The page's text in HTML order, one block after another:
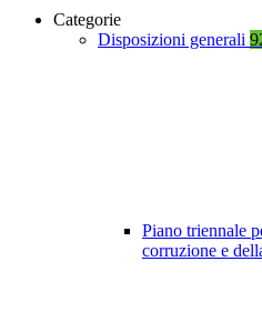
Categorie
Disposizioni generali
Piano triennale
corruzione e